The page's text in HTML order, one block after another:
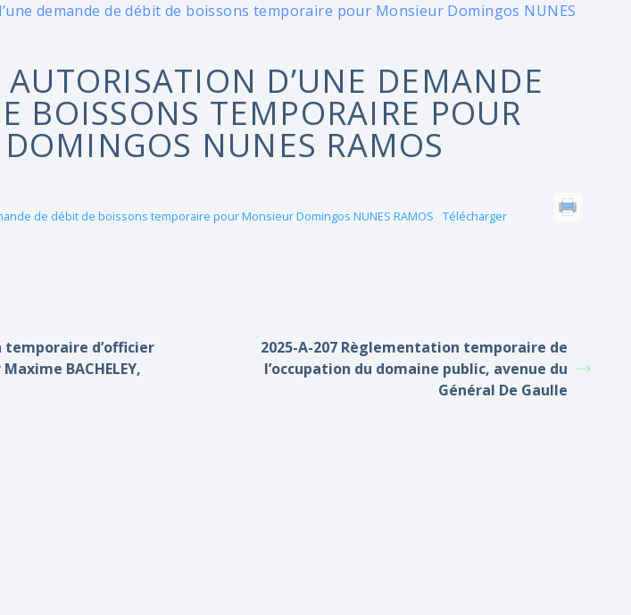
demande de débit de boissons temporaire pour Monsieur Domingos NUNES
D’UNE DEMANDE
BOISSONS TEMPORAIRE POUR
NUNES RAMOS
de débit de boissons temporaire pour Monsieur Domingos NUNES RAMOS Télécharger
temporaire d’officier
BACHELEY,
2025-A-207 Règlementation temporaire de
l’occupation du domaine public, avenue du
Général De Gaulle